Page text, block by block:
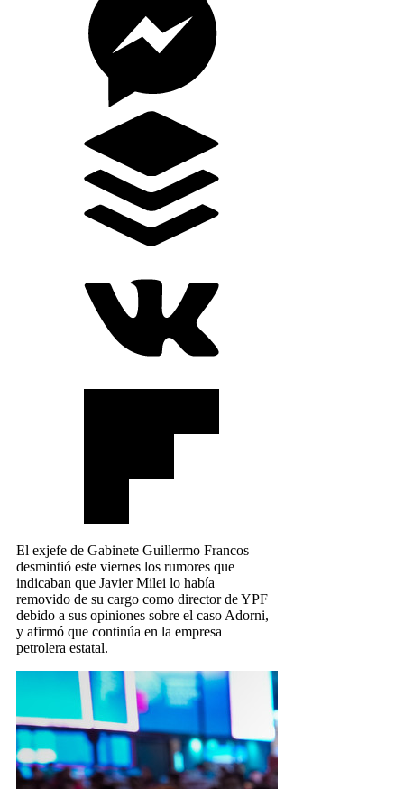
El exjefe de Gabinete Guillermo Francos
desmintió este viernes los rumores que
indicaban que Javier Milei lo había
removido de su cargo como director de YPF
debido a sus opiniones sobre el caso Adorni,
y afirmó que continúa en la empresa
petrolera estatal.